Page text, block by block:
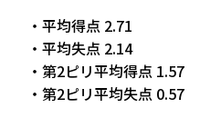
・平均得点 2.71
・平均失点 2.14
・第2ピリ平均得点 1.57
・第2ピリ平均失点 0.57